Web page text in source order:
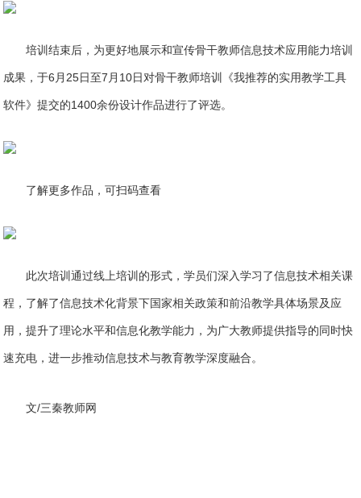
培训结束后，为更好地展示和宣传骨干教师信息技术应用能力培训
成果，于6月25日至7月10日对骨干教师培训《我推荐的实用教学工具
软件》提交的1400余份设计作品进行了评选。
了解更多作品，可扫码查看
此次培训通过线上培训的形式，学员们深入学习了信息技术相关课
程，了解了信息技术化背景下国家相关政策和前沿教学具体场景及应
用，提升了理论水平和信息化教学能力，为广大教师提供指导的同时快
速充电，进一步推动信息技术与教育教学深度融合。
文/三秦教师网